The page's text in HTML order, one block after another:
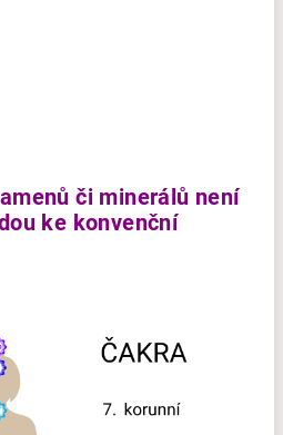
či minerálů není
ke konvenční